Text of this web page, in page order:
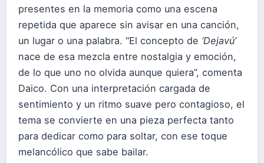
presentes en la memoria como una escena
repetida que aparece sin avisar en una canción,
un lugar o una palabra. “El concepto de ‘Dejavú’
nace de esa mezcla entre nostalgia y emoción,
de lo que uno no olvida aunque quiera”, comenta
Daico. Con una interpretación cargada de
sentimiento y un ritmo suave pero contagioso, el
tema se convierte en una pieza perfecta tanto
para dedicar como para soltar, con ese toque
melancólico que sabe bailar.